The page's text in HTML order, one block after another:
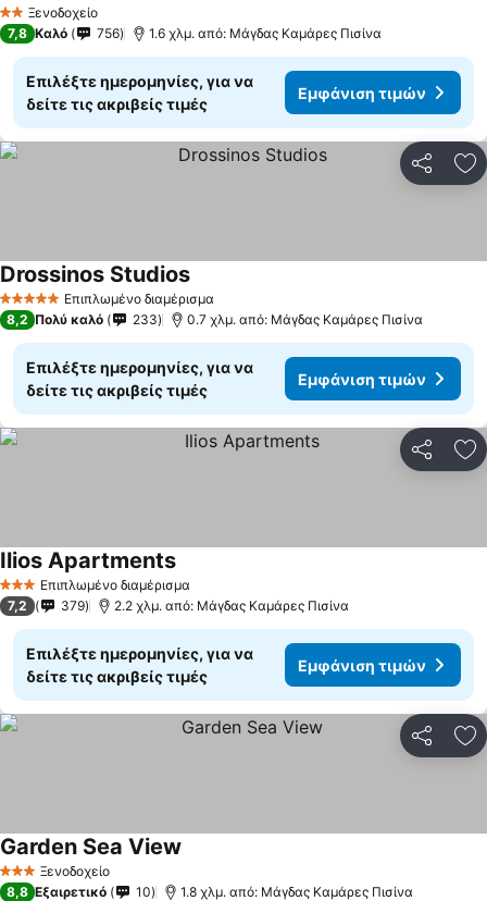
2 ΑστέριαΞενοδοχείο
7,8 Καλό 756 1.6 χλμ. από: Μάγδας Καμάρες Πισίνα
Επιλέξτε ημερομηνίες, για να
δείτε τις ακριβείς τιμές
Εμφάνιση τιμών
5 Αστέρια Επιπλωμένο διαμέρισμα
Drossinos StudiosΕμφάνιση τιμών
8,2 Πολύ καλό 233 0.7 χλμ. από: Μάγδας Καμάρες Πισίνα
Επιλέξτε ημερομηνίες, για να
δείτε τις ακριβείς τιμές
Εμφάνιση τιμών
3 ΑστέριαΕπιπλωμένο διαμέρισμα
Ilios ApartmentsΕμφάνιση τιμών
7,2 379 2.2 χλμ. από: Μάγδας Καμάρες Πισίνα
Επιλέξτε ημερομηνίες, για να
δείτε τις ακριβείς τιμές
Εμφάνιση τιμών
3 ΑστέριαΞενοδοχείο
Garden Sea View
8,8 Εξαιρετικό 10 1.8 χλμ. από: Μάγδας Καμάρες Πισίνα